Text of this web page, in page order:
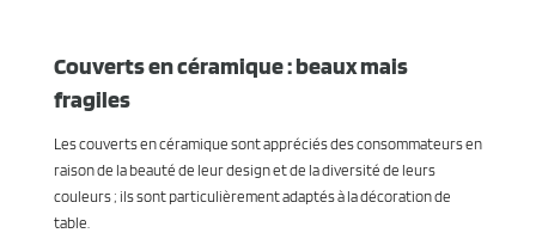
Couverts en céramique : beaux mais
fragiles
Les couverts en céramique sont appréciés des consommateurs en
raison de la beauté de leur design et de la diversité de leurs
couleurs ; ils sont particulièrement adaptés à la décoration de
table.